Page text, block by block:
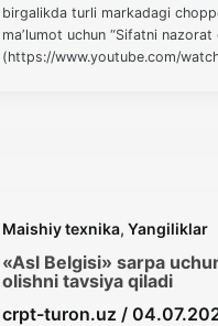
birgalikda turli markadagi
maʼlumot uchun “Sifatni
(https://www.youtube.com/
Maishiy texnika,Yangiliklar
«Asl Belgisi» sarpa
olishni tavsiya qiladi
crpt-turon.uz /